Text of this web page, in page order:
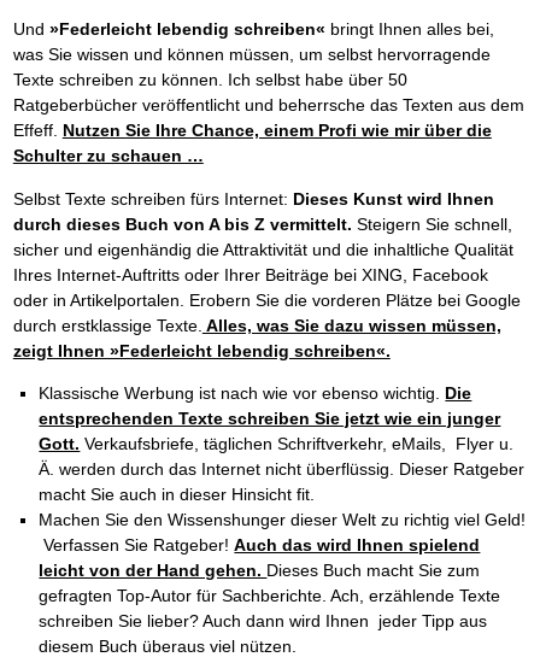
Und »Federleicht lebendig schreiben« bringt Ihnen alles bei,
was Sie wissen und können müssen, um selbst hervorragende
Texte schreiben zu können. Ich selbst habe über 50
Ratgeberbücher veröffentlicht und beherrsche das Texten aus dem
Effeff. Nutzen Sie Ihre Chance, einem Profi wie mir über die
Schulter zu schauen …
Selbst Texte schreiben fürs Internet: Dieses Kunst wird Ihnen
durch dieses Buch von A bis Z vermittelt. Steigern Sie schnell,
sicher und eigenhändig die Attraktivität und die inhaltliche Qualität
Ihres Internet-Auftritts oder Ihrer Beiträge bei XING, Facebook
oder in Artikelportalen. Erobern Sie die vorderen Plätze bei Google
durch erstklassige Texte. Alles, was Sie dazu wissen müssen,
zeigt Ihnen »Federleicht lebendig schreiben«.
Klassische Werbung ist nach wie vor ebenso wichtig. Die
entsprechenden Texte schreiben Sie jetzt wie ein junger
Gott. Verkaufsbriefe, täglichen Schriftverkehr, eMails, Flyer u.
Ä. werden durch das Internet nicht überflüssig. Dieser Ratgeber
macht Sie auch in dieser Hinsicht fit.
Machen Sie den Wissenshunger dieser Welt zu richtig viel Geld!
Verfassen Sie Ratgeber!Auch das wird Ihnen spielend
leicht von der Hand gehen. Dieses Buch macht Sie zum
gefragten Top-Autor für Sachberichte. Ach, erzählende Texte
schreiben Sie lieber? Auch dann wird Ihnen jeder Tipp aus
diesem Buch überaus viel nützen.